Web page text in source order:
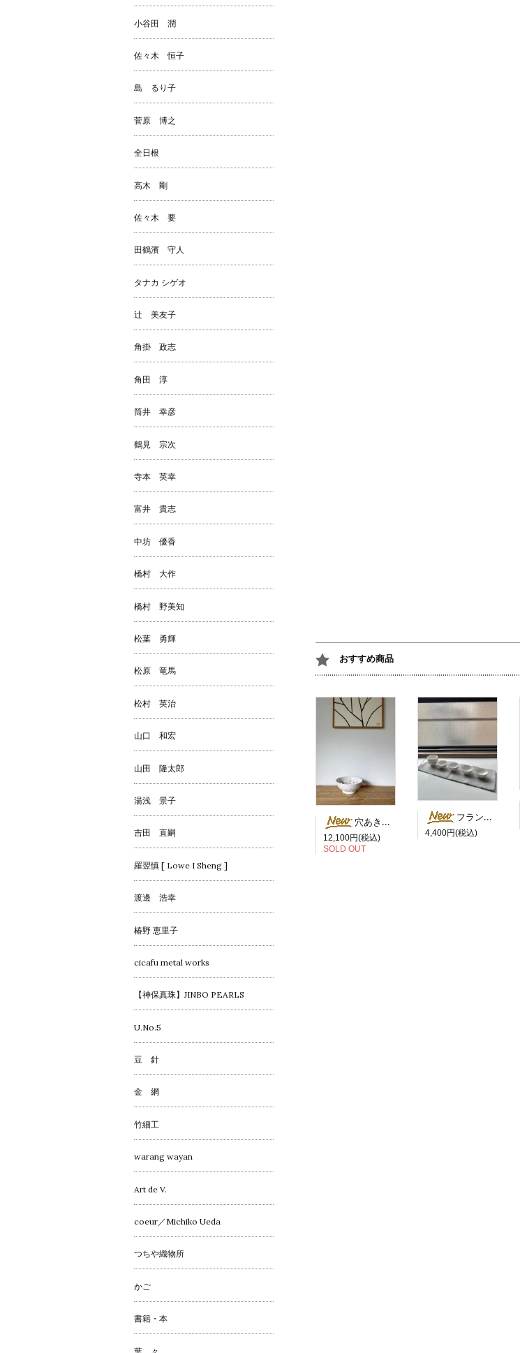
おすすめ商品
穴あき水切ボウル（コランダー）／岡田直人
12,100円(税込)
SOLD OUT
フランス猪口杯（茶杯） ／ 岡田直人
4,400円(税込)
小谷田 潤
佐々木 恒子
島 るり子
菅原 博之
全日根
高木 剛
佐々木 要
田鶴濱 守人
タナカ シゲオ
辻 美友子
角掛 政志
角田 淳
筒井 幸彦
鶴見 宗次
寺本 英幸
富井 貴志
中坊 優香
橋村 大作
橋村 野美知
松葉 勇輝
松原 竜馬
松村 英治
山口 和宏
山田 隆太郎
湯浅 景子
吉田 直嗣
羅翌慎 [ Lowe I Sheng ]
渡邊 浩幸
椿野 恵里子
cicafu metal works
【神保真珠】JINBO PEARLS
U.No.5
豆 針
金 網
竹細工
warang wayan
Art de V.
coeur／Michiko Ueda
つちや織物所
かご
書籍・本